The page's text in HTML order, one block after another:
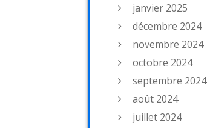
janvier 2025
décembre 2024
novembre 2024
octobre 2024
septembre 2024
août 2024
juillet 2024